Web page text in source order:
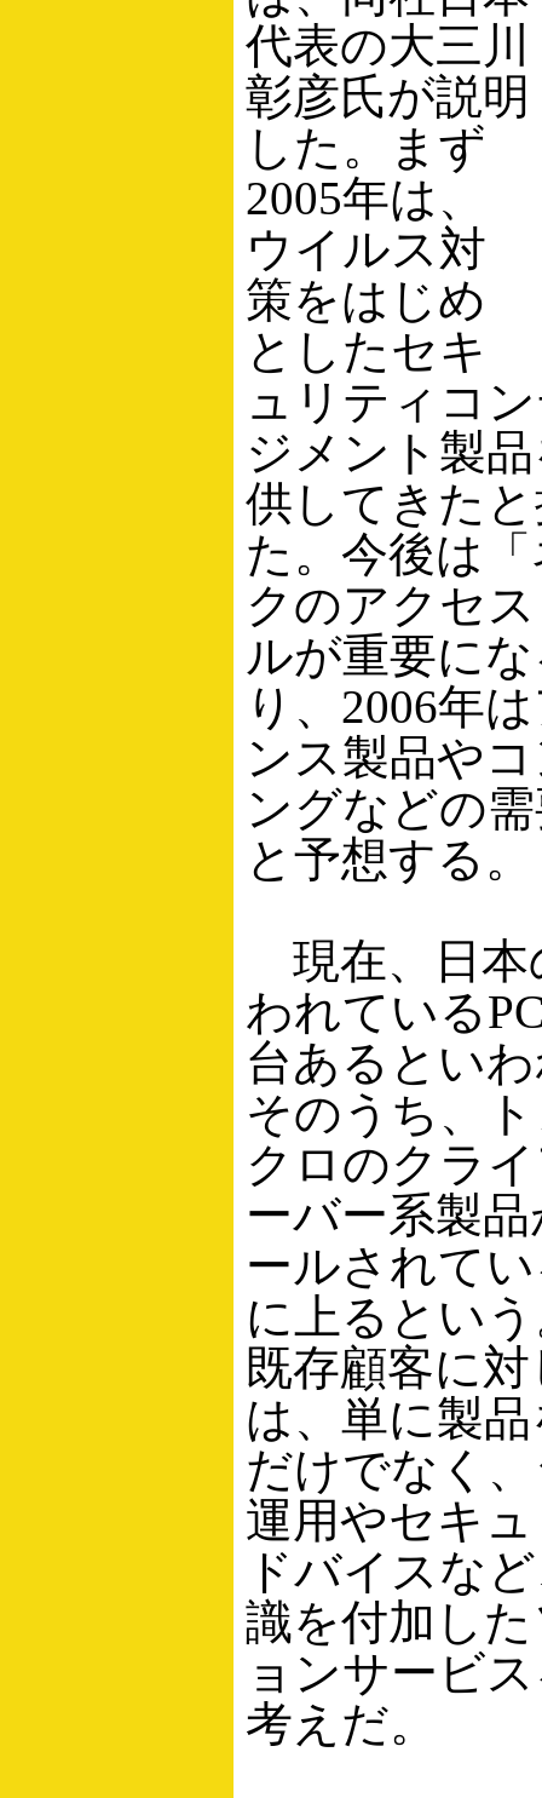
代表の大三川
彰彦氏が説明
した。まず
2005年は、
ウイルス対
策をはじめ
としたセキ
ュリティコ
ジメント製
供してきた
た。今後は
クのアクセ
ルが重要に
り、2006年
ンス製品や
ングなどの
と予想する。
現在、日本
われている
台あるとい
そのうち、
クロのクラ
ーバー系製
ールされて
に上るとい
既存顧客に
は、単に製
だけでなく
運用やセキ
ドバイスな
識を付加し
ョンサービ
考えだ。